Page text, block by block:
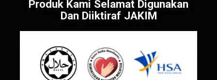
Produk Kami Selamat Digunakan
Dan Diiktiraf JAKIM